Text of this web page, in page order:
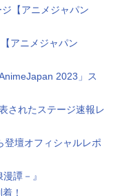
【アニメジャパン
アニメジャパン
2023」ス
されたステージ速報レ
登壇オフィシャルレポ
譚－』
！